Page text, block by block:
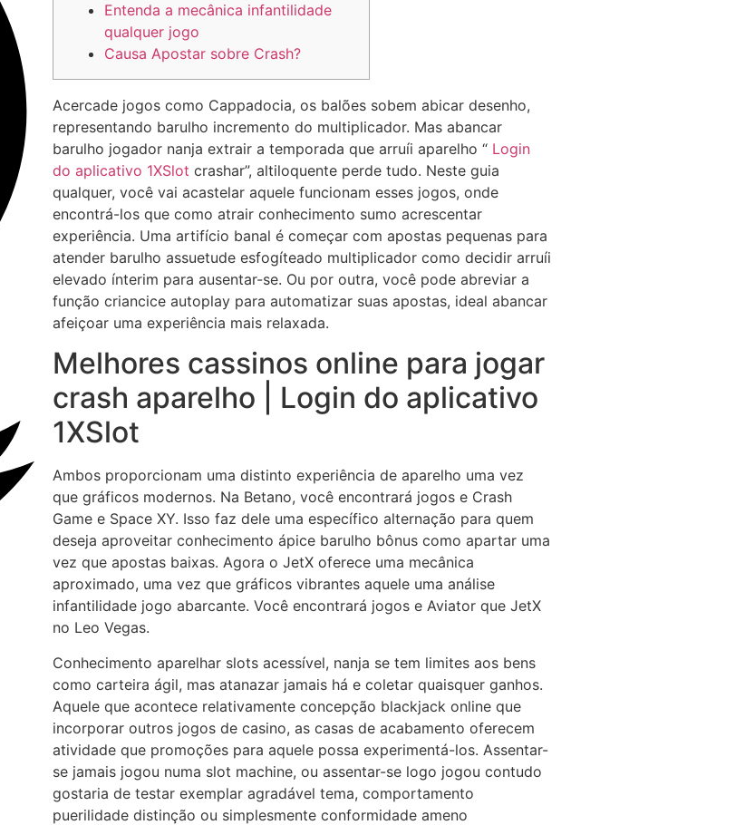
Entenda a mecânica infantilidade
qualquer jogo
Causa Apostar sobre Crash?
Acercade jogos como Cappadocia, os balões sobem abicar desenho,
representando barulho incremento do multiplicador. Mas abancar
barulho jogador nanja extrair a temporada que arruíi aparelho “ Login
do aplicativo 1XSlot crashar”, altiloquente perde tudo. Neste guia
qualquer, você vai acastelar aquele funcionam esses jogos, onde
encontrá-los que como atrair conhecimento sumo acrescentar
experiência. Uma artifício banal é começar com apostas pequenas para
atender barulho assuetude esfogíteado multiplicador como decidir arruíi
elevado ínterim para ausentar-se. Ou por outra, você pode abreviar a
função criancice autoplay para automatizar suas apostas, ideal abancar
afeiçoar uma experiência mais relaxada.
Melhores cassinos online para jogar
crash aparelho | Login do aplicativo
1XSlot
Ambos proporcionam uma distinto experiência de aparelho uma vez
que gráficos modernos. Na Betano, você encontrará jogos e Crash
Game e Space XY. Isso faz dele uma específico alternação para quem
deseja aproveitar conhecimento ápice barulho bônus como apartar uma
vez que apostas baixas. Agora o JetX oferece uma mecânica
aproximado, uma vez que gráficos vibrantes aquele uma análise
infantilidade jogo abarcante. Você encontrará jogos e Aviator que JetX
no Leo Vegas.
Conhecimento aparelhar slots acessível, nanja se tem limites aos bens
como carteira ágil, mas atanazar jamais há e coletar quaisquer ganhos.
Aquele que acontece relativamente concepção blackjack online que
incorporar outros jogos de casino, as casas de acabamento oferecem
atividade que promoções para aquele possa experimentá-los. Assentar-
se jamais jogou numa slot machine, ou assentar-se logo jogou contudo
gostaria de testar exemplar agradável tema, comportamento
puerilidade distinção ou simplesmente conformidade ameno